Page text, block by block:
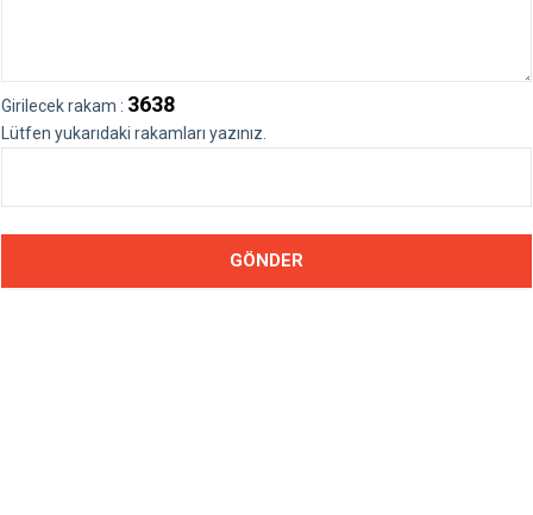
Girilecek rakam : 3638
Lütfen yukarıdaki rakamları yazınız.